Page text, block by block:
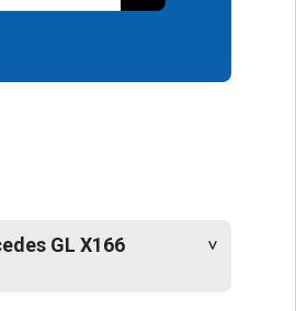
GL X166